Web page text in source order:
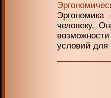
человеку.
условий для